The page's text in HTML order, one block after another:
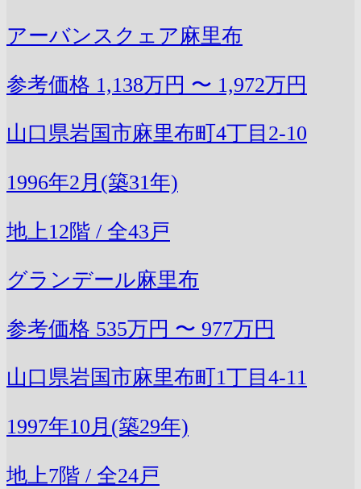
アーバンスクェア麻里布
参考価格 1,138万円 〜 1,972万円
山口県岩国市麻里布町4丁目2-10
1996年2月(築31年)
地上12階 / 全43戸
グランデール麻里布
参考価格 535万円 〜 977万円
山口県岩国市麻里布町1丁目4-11
1997年10月(築29年)
地上7階 / 全24戸